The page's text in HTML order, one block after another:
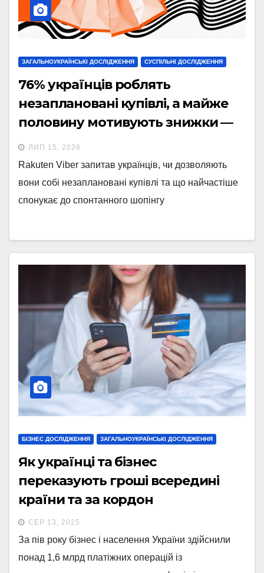
ЗАГАЛЬНОУКРАЇНСЬКІ ДОСЛІДЖЕННЯ СУСПІЛЬНІ ДОСЛІДЖЕННЯ
76% українців роблять
незаплановані купівлі, а майже
половину мотивують знижки —
опитування Viber
ЛИП 15, 2026
Rakuten Viber запитав українців, чи дозволяють
вони собі незаплановані купівлі та що найчастіше
спонукає до спонтанного шопінгу
БІЗНЕС ДОСЛІДЖЕННЯ ЗАГАЛЬНОУКРАЇНСЬКІ ДОСЛІДЖЕННЯ
Як українці та бізнес
переказують гроші всередині
країни та за кордон
СЕР 13, 2025
За пів року бізнес і населення України здійснили
понад 1,6 млрд платіжних операцій із